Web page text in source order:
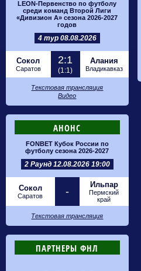
LEON-Первенство по футболу
среди команд Второй Лиги
«Дивизион А» сезона 2026-2027
годов
4 тур 08.08.2026
Сокол
Саратов
2:1
(1:1)
Алания
Владикавказ
Текстовая трансляция
Видео
АНОНС
FONBET Кубок России по
футболу сезона 2026-2027
2 Раунд 12.08.2026 19:00
Сокол
Саратов -
Ильпар
Пермский
край
Текстовая трансляция
ПАРТНЕРЫ ФНЛ